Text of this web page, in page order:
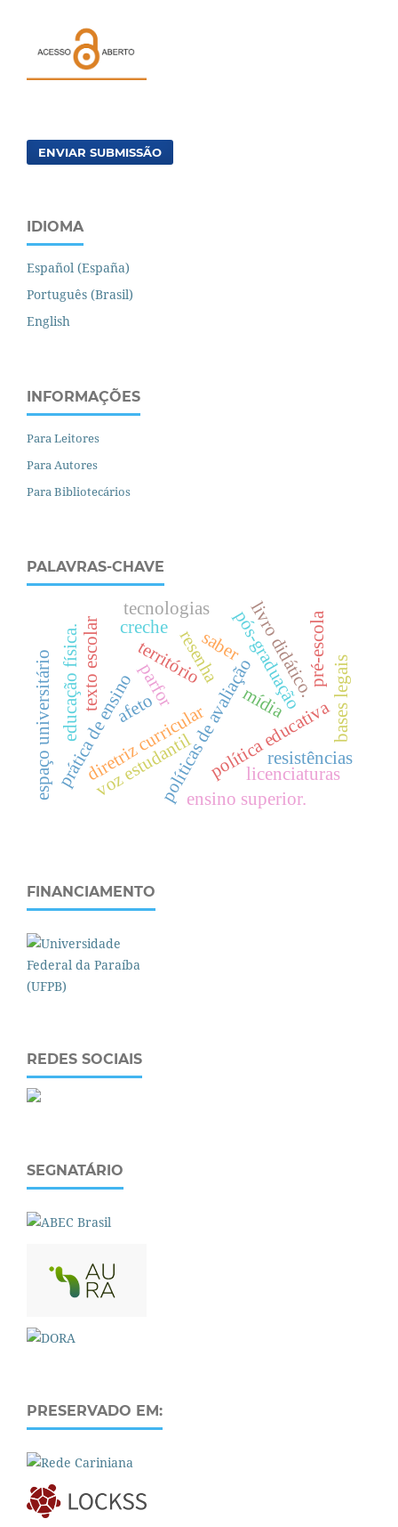
ENVIAR SUBMISSÃO
IDIOMA
Español (España)
Português (Brasil)
English
INFORMAÇÕES
Para Leitores
Para Autores
Para Bibliotecários
PALAVRAS-CHAVE
resenha
território
diretriz curricular
prática de ensino
texto escolar políticas de avaliação
espaço universitário pós-graduação
saber
política educativa
mídia
livro didático.
licenciaturas
parfor
voz estudantil
e
d
u
c
a
ç
ã
o
f
í
s
i
c
a
. pré-escola
creche
bases legais
ensino superior.
tecnologias
afeto
resistências
FINANCIAMENTO
REDES SOCIAIS
SEGNATÁRIO
PRESERVADO EM: